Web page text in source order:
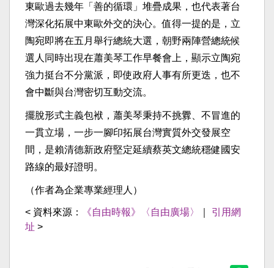
東歐過去幾年「善的循環」堆疊成果，也代表著台
灣深化拓展中東歐外交的決心。值得一提的是，立
陶宛即將在五月舉行總統大選，朝野兩陣營總統候
選人同時出現在蕭美琴工作早餐會上，顯示立陶宛
強力挺台不分黨派，即使政府人事有所更迭，也不
會中斷與台灣密切互動交流。
擺脫形式主義包袱，蕭美琴秉持不挑釁、不冒進的
一貫立場，一步一腳印拓展台灣實質外交發展空
間，是賴清德新政府堅定延續蔡英文總統穩健國安
路線的最好證明。
（作者為企業專業經理人）
< 資料來源： 《自由時報》〈自由廣場〉
引用網
址 >